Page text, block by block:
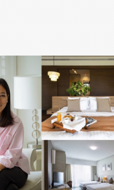
อาหาร, เครื่องดื่ม
ท่องเที่ยว
โรงแรม, ที่พัก
บ้าน, คอนโด, อสังหาฯ
ไอที
โทรศัพท์มือถือ
เอไอ
การศึกษา
ศิลปะ, วัฒนธรรม